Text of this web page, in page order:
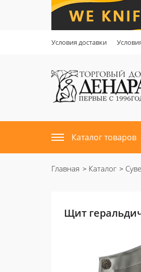
Условия доставки
Каталог товаров
Главная Каталог
Щит